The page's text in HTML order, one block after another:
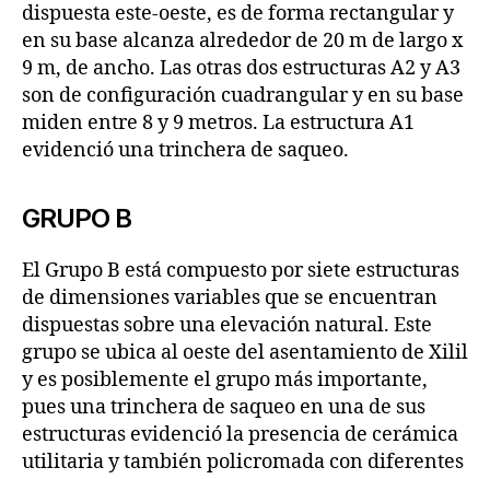
dispuesta este-oeste, es de forma rectangular y
en su base alcanza alrededor de 20 m de largo x
9 m, de ancho. Las otras dos estructuras A2 y A3
son de configuración cuadrangular y en su base
miden entre 8 y 9 metros. La estructura A1
evidenció una trinchera de saqueo.
GRUPO B
El Grupo B está compuesto por siete estructuras
de dimensiones variables que se encuentran
dispuestas sobre una elevación natural. Este
grupo se ubica al oeste del asentamiento de Xilil
y es posiblemente el grupo más importante,
pues una trinchera de saqueo en una de sus
estructuras evidenció la presencia de cerámica
utilitaria y también policromada con diferentes